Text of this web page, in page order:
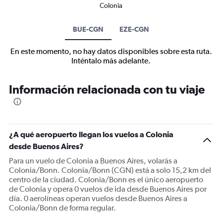
Colonia
BUE-CGN EZE-CGN
En este momento, no hay datos disponibles sobre esta ruta.
Inténtalo más adelante.
Información relacionada con tu viaje
¿A qué aeropuerto llegan los vuelos a Colonia
desde Buenos Aires?
Para un vuelo de Colonia a Buenos Aires, volarás a
Colonia/Bonn. Colonia/Bonn (CGN) está a solo 15,2 km del
centro de la ciudad. Colonia/Bonn es el único aeropuerto
de Colonia y opera 0 vuelos de ida desde Buenos Aires por
día. 0 aerolíneas operan vuelos desde Buenos Aires a
Colonia/Bonn de forma regular.